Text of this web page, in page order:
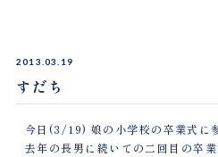
2013.03.19
すだち
今日(3/19) 娘の小学校の卒業式に
去年の長男に続いての二回目の卒業